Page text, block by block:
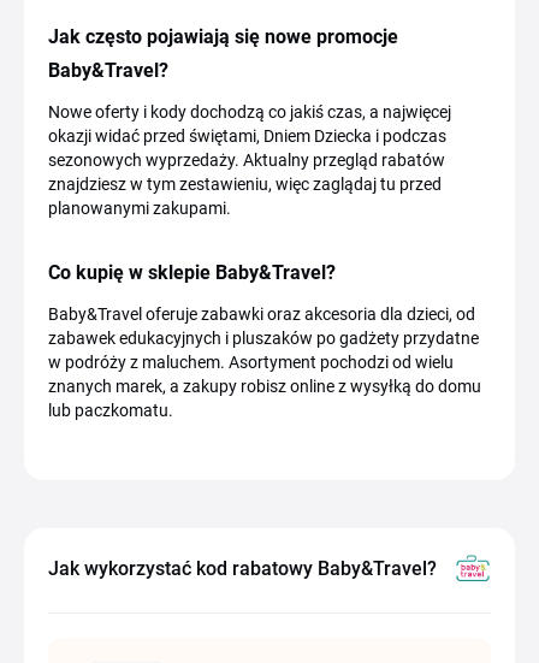
Jak często pojawiają się nowe promocje
Baby&Travel?
Nowe oferty i kody dochodzą co jakiś czas, a najwięcej
okazji widać przed świętami, Dniem Dziecka i podczas
sezonowych wyprzedaży. Aktualny przegląd rabatów
znajdziesz w tym zestawieniu, więc zaglądaj tu przed
planowanymi zakupami.
Co kupię w sklepie Baby&Travel?
Baby&Travel oferuje zabawki oraz akcesoria dla dzieci, od
zabawek edukacyjnych i pluszaków po gadżety przydatne
w podróży z maluchem. Asortyment pochodzi od wielu
znanych marek, a zakupy robisz online z wysyłką do domu
lub paczkomatu.
Jak wykorzystać kod rabatowy Baby&Travel?